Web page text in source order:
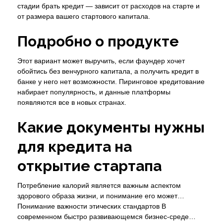
стадии брать кредит — зависит от расходов на старте и
от размера вашего стартового капитала.
Подробно о продукте
Этот вариант может выручить, если фаундер хочет
обойтись без венчурного капитала, а получить кредит в
банке у него нет возможности. Пиринговое кредитование
набирает популярность, и данные платформы
появляются все в новых странах.
Какие документы нужны
для кредита на
открытие стартапа
Потребление калорий является важным аспектом
здорового образа жизни, и понимание его может…
Понимание важности этических стандартов В
современном быстро развивающемся бизнес-среде…